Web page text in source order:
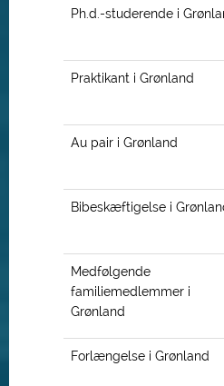
Ph.d.-studerende i
Praktikant i Grønland
Au pair i Grønland
Bibeskæftigelse i
Medfølgende
familiemedlemmer i
Grønland
Forlængelse i Grønland